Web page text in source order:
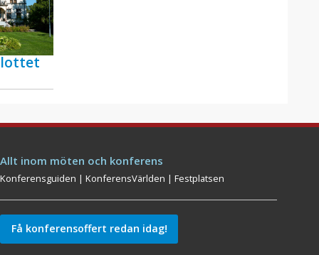
Allt inom möten och konferens
Konferensguiden |KonferensVärlden |Festplatsen
Få konferensoffert redan idag!